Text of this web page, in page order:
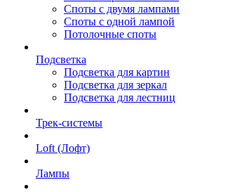
Споты с двумя лампами
Споты с одной лампой
Потолочные споты
Подсветка
Подсветка для картин
Подсветка для зеркал
Подсветка для лестниц
Трек-системы
Loft (Лофт)
Лампы